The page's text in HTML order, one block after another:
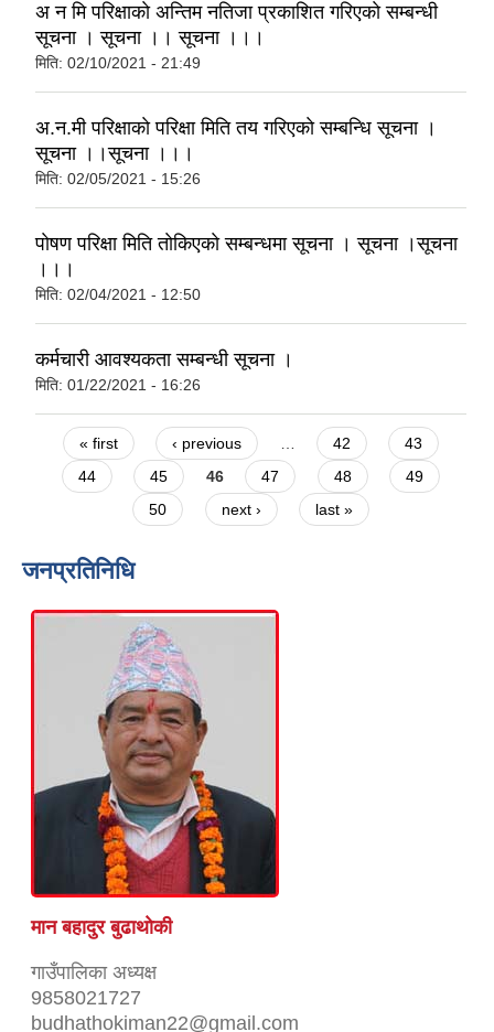
अ‍ न‍ मि परिक्षाकाे अन्तिम नतिजा प्रकाशित गरिएकाे सम्बन्धी
सूचना । सूचना ।। सूचना ।।।
मिति: 02/10/2021 - 21:49
अ‍.न‍.मी परिक्षाकाे परिक्षा मिति तय गरिएकाे सम्बन्धि सूचना ।
सूचना ।।सूचना ।।।
मिति: 02/05/2021 - 15:26
पाेषण परिक्षा मिति ताेकिएकाे सम्बन्धमा सूचना । सूचना ।सूचना
।।।
मिति: 02/04/2021 - 12:50
कर्मचारी आवश्यकता सम्बन्धी सूचना ।
मिति: 01/22/2021 - 16:26
Pages
« first ‹ previous 42
43
44
45 46 47 48
49
50
next › last »
जनप्रतिनिधि
मान बहादुर बुढाथाेकी
गाउँपालिका अध्यक्ष
9858021727
budhathokiman22@gmail.com